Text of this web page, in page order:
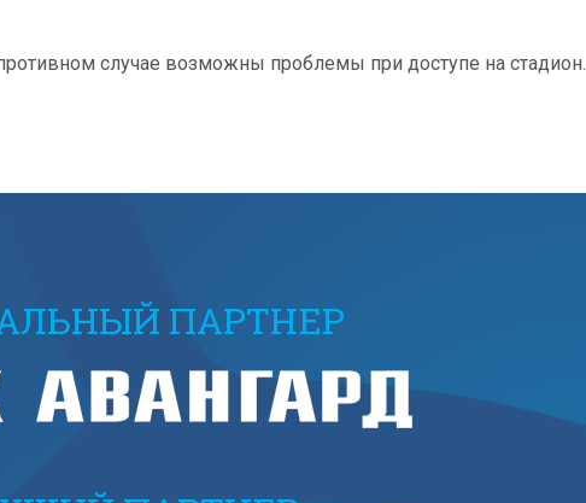
случае возможны проблемы при доступе на стадион.
ПАРТНЕР